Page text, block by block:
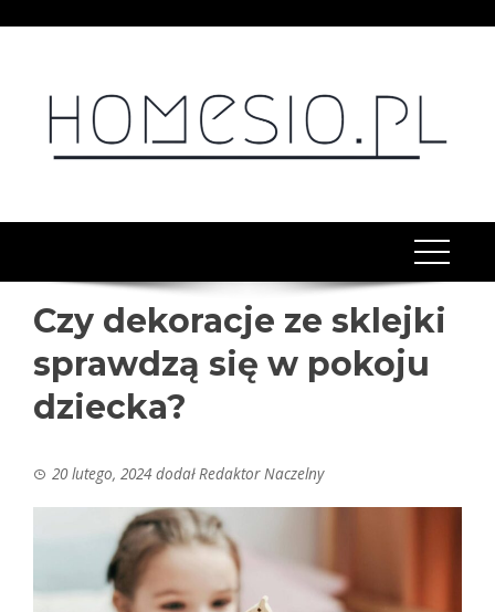
Czy dekoracje ze sklejki
sprawdzą się w pokoju
dziecka?
20 lutego, 2024dodał Redaktor Naczelny